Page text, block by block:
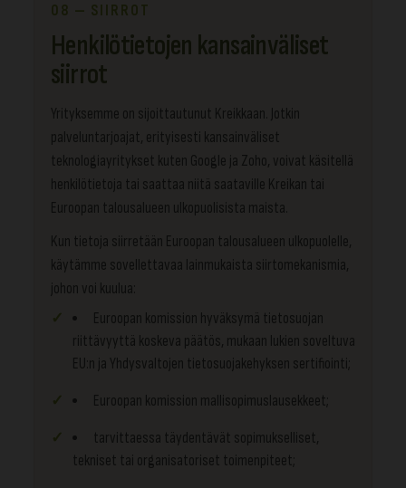
08 — SIIRROT
Henkilötietojen kansainväliset
siirrot
Yrityksemme on sijoittautunut Kreikkaan. Jotkin
palveluntarjoajat, erityisesti kansainväliset
teknologiayritykset kuten Google ja Zoho, voivat käsitellä
henkilötietoja tai saattaa niitä saataville Kreikan tai
Euroopan talousalueen ulkopuolisista maista.
Kun tietoja siirretään Euroopan talousalueen ulkopuolelle,
käytämme sovellettavaa lainmukaista siirtomekanismia,
johon voi kuulua:
Euroopan komission hyväksymä tietosuojan
riittävyyttä koskeva päätös, mukaan lukien soveltuva
EU:n ja Yhdysvaltojen tietosuojakehyksen sertifiointi;
Euroopan komission mallisopimuslausekkeet;
tarvittaessa täydentävät sopimukselliset,
tekniset tai organisatoriset toimenpiteet;